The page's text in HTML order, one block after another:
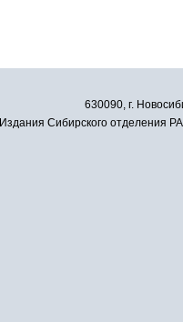
630090, г.
Издания Сибирского отделения